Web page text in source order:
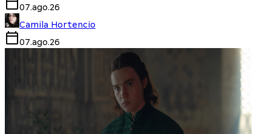
07.ago.26
Camila Hortencio
07.ago.26